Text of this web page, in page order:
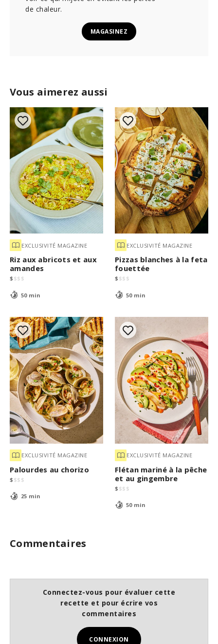
Vous aimerez aussi
EXCLUSIVITÉ MAGAZINE
Riz aux abricots et aux
amandes
$ $$ $
50 min
EXCLUSIVITÉ MAGAZINE
Pizzas blanches à la feta
fouettée
$ $$ $
50 min
EXCLUSIVITÉ MAGAZINE
Palourdes au chorizo
$ $$ $
25 min
EXCLUSIVITÉ MAGAZINE
Flétan mariné à la pêche
et au gingembre
$ $$ $
50 min
de chaleur.
MAGASINEZ
Commentaires
Connectez-vous pour évaluer cette
recette et pour écrire vos
commentaires
CONNEXION